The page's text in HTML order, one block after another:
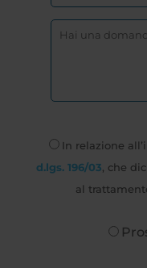
In relazione
d.lgs. 196/03 , che
al